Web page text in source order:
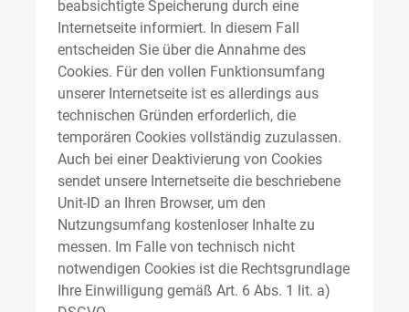
beabsichtigte Speicherung durch eine
Internetseite informiert. In diesem Fall
entscheiden Sie über die Annahme des
Cookies. Für den vollen Funktionsumfang
unserer Internetseite ist es allerdings aus
technischen Gründen erforderlich, die
temporären Cookies vollständig zuzulassen.
Auch bei einer Deaktivierung von Cookies
sendet unsere Internetseite die beschriebene
Unit-ID an Ihren Browser, um den
Nutzungsumfang kostenloser Inhalte zu
messen. Im Falle von technisch nicht
notwendigen Cookies ist die Rechtsgrundlage
Ihre Einwilligung gemäß Art. 6 Abs. 1 lit. a)